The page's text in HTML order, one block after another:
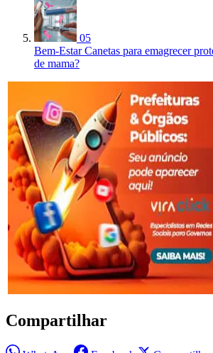
05
Bem-Estar Canetas para emagrecer
de mama?
Compartilhar